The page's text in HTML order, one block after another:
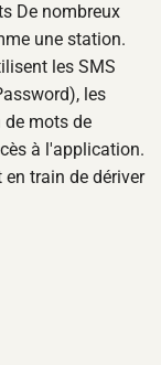
De nombreux
une station.
les SMS
les
de mots de
à l'application.
train de dériver